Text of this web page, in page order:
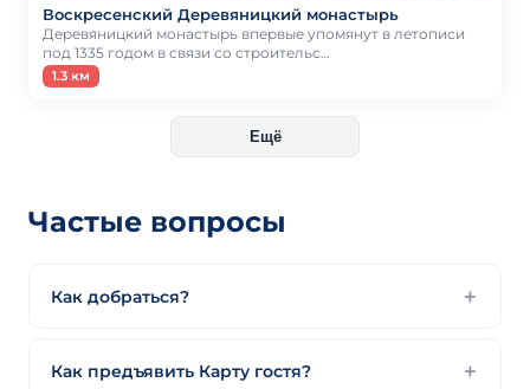
Воскресенский Деревяницкий монастырь
Деревяницкий монастырь впервые упомянут в летописи
под 1335 годом в связи со строительс…
1.3 км
Ещё
Частые вопросы
Как добраться?
Как предъявить Карту гостя?